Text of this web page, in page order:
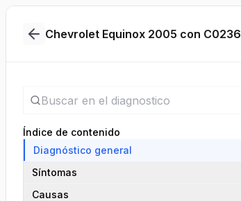
Chevrolet Equinox 2005 con C0236
Índice de contenido
Diagnóstico general
Síntomas
Causas